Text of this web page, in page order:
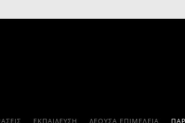
ΕΚΠΑΊΔΕΥΣΗ ΔΕΟΥΣΑ ΕΠΙΜΕΛΕΙΑ